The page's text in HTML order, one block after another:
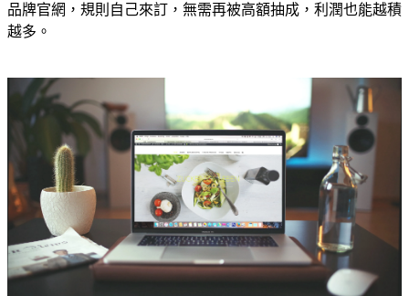
品牌官網，規則自己來訂，無需再被高額抽成，利潤也能越積
越多。